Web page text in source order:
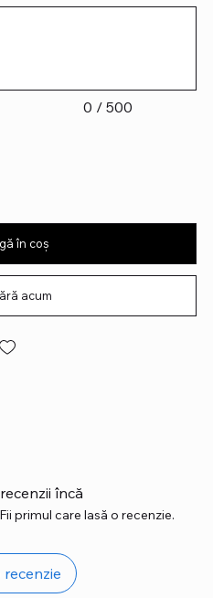
0 / 500
în coș
acum
încă
primul care lasă o recenzie.
recenzie